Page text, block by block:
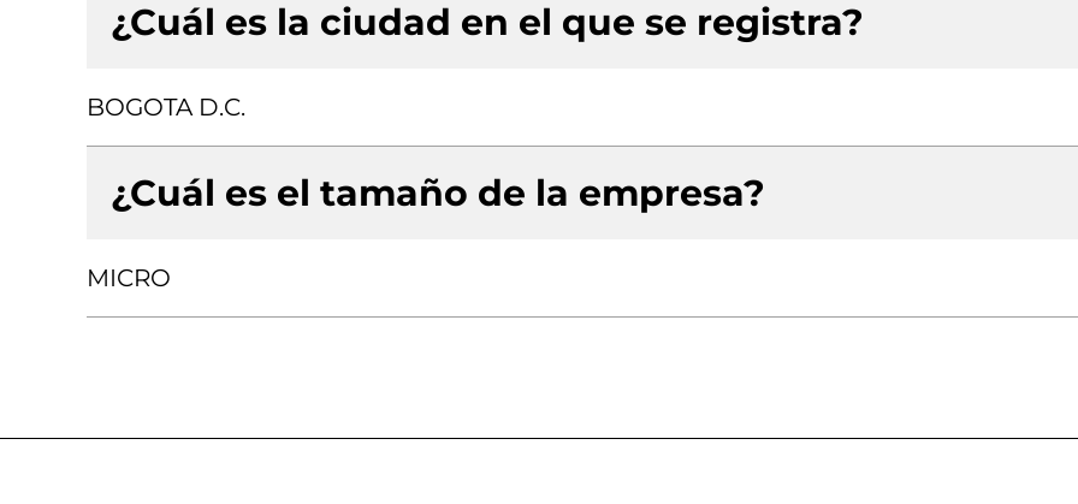
¿Cuál es la ciudad en el que se registra?
BOGOTA D.C.
¿Cuál es el tamaño de la empresa?
MICRO